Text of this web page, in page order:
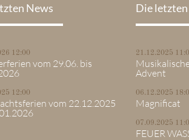
News
12:00
vom 29.06. bis
12:00
vom 22.12.2025
Die
21.12.2025
Advent
06.12.2025
Magnificat
07.09.2025
FEUER